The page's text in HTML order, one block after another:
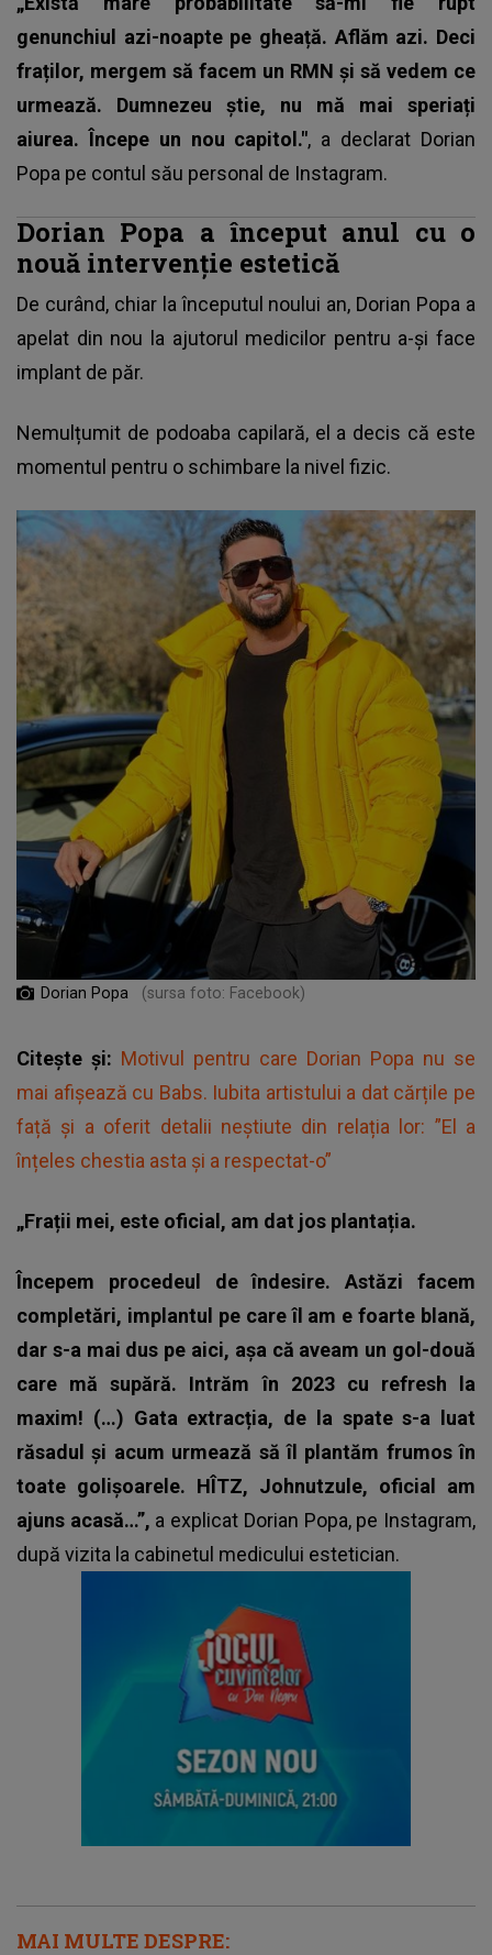
genunchiul azi-noapte pe gheață. Aflăm azi. Deci
fraților, mergem să facem un RMN și să vedem ce
urmează. Dumnezeu știe, nu mă mai speriați
aiurea. Începe un nou capitol.", a declarat Dorian
Popa pe contul său personal de Instagram.
Dorian Popa a început anul cu o
nouă intervenție estetică
De curând, chiar la începutul noului an, Dorian Popa a
apelat din nou la ajutorul medicilor pentru a-și face
implant de păr.
Nemulțumit de podoaba capilară, el a decis că este
momentul pentru o schimbare la nivel fizic.
Dorian Popa (sursa foto: Facebook)
Citește și: Motivul pentru care Dorian Popa nu se
mai afișează cu Babs. Iubita artistului a dat cărțile pe
față și a oferit detalii neștiute din relația lor: ”El a
înțeles chestia asta și a respectat-o”
„Frații mei, este oficial, am dat jos plantația.
Începem procedeul de îndesire. Astăzi facem
completări, implantul pe care îl am e foarte blană,
dar s-a mai dus pe aici, așa că aveam un gol-două
care mă supără. Intrăm în 2023 cu refresh la
maxim! (…) Gata extracția, de la spate s-a luat
răsadul și acum urmează să îl plantăm frumos în
toate golișoarele. HÎTZ, Johnutzule, oficial am
ajuns acasă…”, a explicat Dorian Popa, pe Instagram,
după vizita la cabinetul medicului estetician.
MAI MULTE DESPRE: